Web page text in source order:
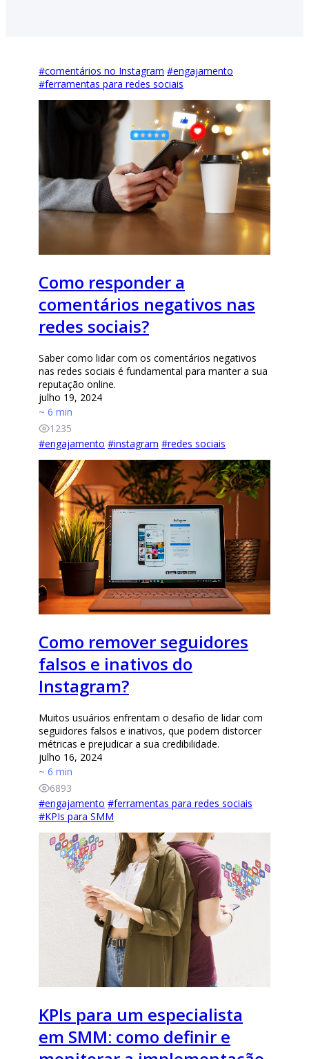
#comentários no Instagram #engajamento
#ferramentas para redes sociais
Como responder a
comentários negativos nas
redes sociais?
Saber como lidar com os comentários negativos
nas redes sociais é fundamental para manter a sua
reputação online.
julho 19, 2024
~ 6 min
1235
#engajamento #instagram #redes sociais
Como remover seguidores
falsos e inativos do
Instagram?
Muitos usuários enfrentam o desafio de lidar com
seguidores falsos e inativos, que podem distorcer
métricas e prejudicar a sua credibilidade.
julho 16, 2024
~ 6 min
6893
#engajamento #ferramentas para redes sociais
#KPIs para SMM
KPIs para um especialista
em SMM: como definir e